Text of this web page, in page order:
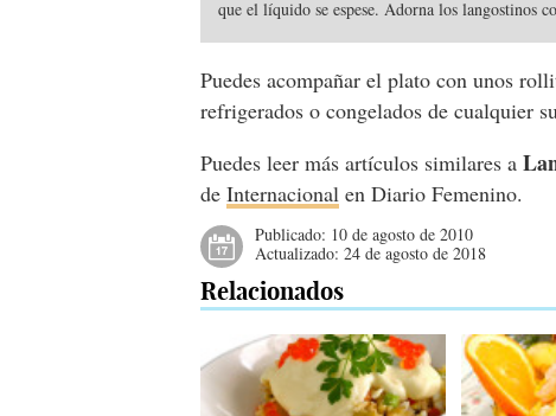
que el líquido se espese. Adorna los langostinos
Puedes acompañar el plato con unos
refrigerados o congelados de cualquier
Puedes leer más artículos similares a
deInternacional en Diario Femenino.
Publicado: 10 de agosto de 2010
Actualizado:24 de agosto de 2018
Relacionados